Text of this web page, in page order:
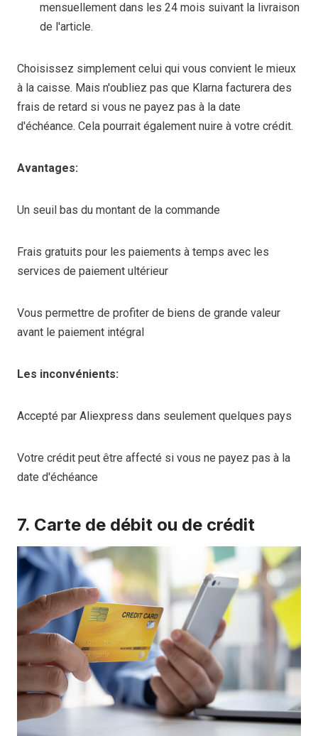
mensuellement dans les 24 mois suivant la livraison
de l'article.
Choisissez simplement celui qui vous convient le mieux
à la caisse. Mais n'oubliez pas que Klarna facturera des
frais de retard si vous ne payez pas à la date
d'échéance. Cela pourrait également nuire à votre crédit.
Avantages:
Un seuil bas du montant de la commande
Frais gratuits pour les paiements à temps avec les
services de paiement ultérieur
Vous permettre de profiter de biens de grande valeur
avant le paiement intégral
Les inconvénients:
Accepté par Aliexpress dans seulement quelques pays
Votre crédit peut être affecté si vous ne payez pas à la
date d'échéance
7. Carte de débit ou de crédit